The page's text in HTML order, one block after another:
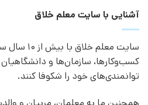
آشنایی با سایت معلم خلاق
سایت معلم
کسب‌وکارها، سازمان‌ها و
توانمندی‌های خود را شکوفا کنند.